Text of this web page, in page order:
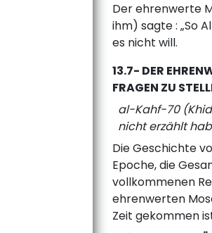
Der ehrenwerte
ihm) sagte : „So
es nicht will.
13.7- DER
FRAGEN ZU
al-Kahf-70
nicht erzählt
Die Geschichte
Epoche, die
vollkommenen
ehrenwerten
Zeit gekommen